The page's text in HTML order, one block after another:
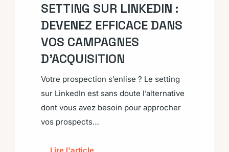
SETTING SUR LINKEDIN :
DEVENEZ EFFICACE DANS
VOS CAMPAGNES
D’ACQUISITION
Votre prospection s’enlise ? Le setting
sur LinkedIn est sans doute l’alternative
dont vous avez besoin pour approcher
vos prospects…
Lire l'article